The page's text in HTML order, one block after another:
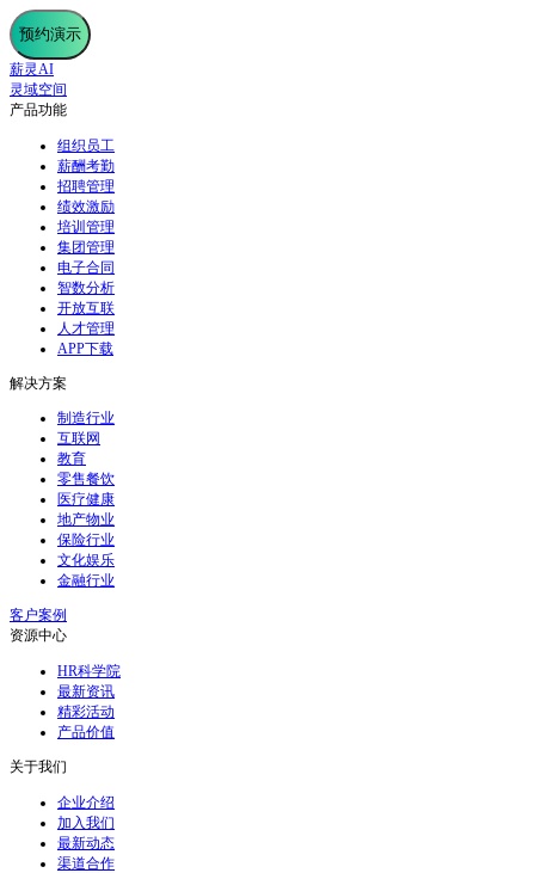
预约演示
薪灵AI
灵域空间
产品功能
组织员工
薪酬考勤
招聘管理
绩效激励
培训管理
集团管理
电子合同
智数分析
开放互联
人才管理
APP下载
解决方案
制造行业
互联网
教育
零售餐饮
医疗健康
地产物业
保险行业
文化娱乐
金融行业
客户案例
资源中心
HR科学院
最新资讯
精彩活动
产品价值
关于我们
企业介绍
加入我们
最新动态
渠道合作